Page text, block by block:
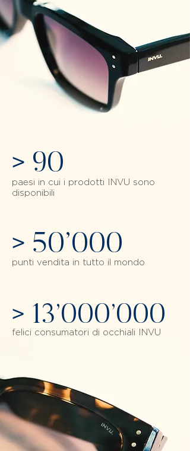
felici consumatori di occhiali INVU
punti vendita in tutto il mondo
> 50’000
> 90
paesi in cui i prodotti INVU sono
disponibili
> 13’000’000